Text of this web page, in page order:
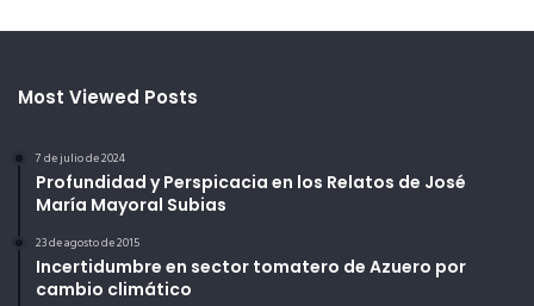
Most Viewed Posts
7 de julio de 2024
Profundidad y Perspicacia en los Relatos de José
María Mayoral Subias
23 de agosto de 2015
Incertidumbre en sector tomatero de Azuero por
cambio climático